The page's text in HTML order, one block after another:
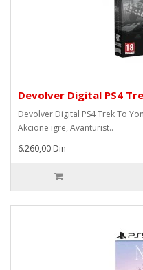
Devolver Digital PS4
Devolver Digital PS4 Trek To
Akcione igre, Avanturist..
6.260,00 Din